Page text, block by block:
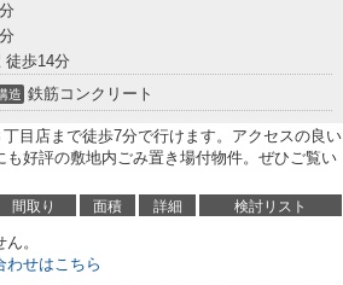
徒歩14分
造 鉄筋コンクリート
目店まで徒歩7分で行けます。アクセスの良い
好評の敷地内ごみ置き場付物件。ぜひご覧い
間取り 面積 詳細 検討リスト
。
わせはこちら